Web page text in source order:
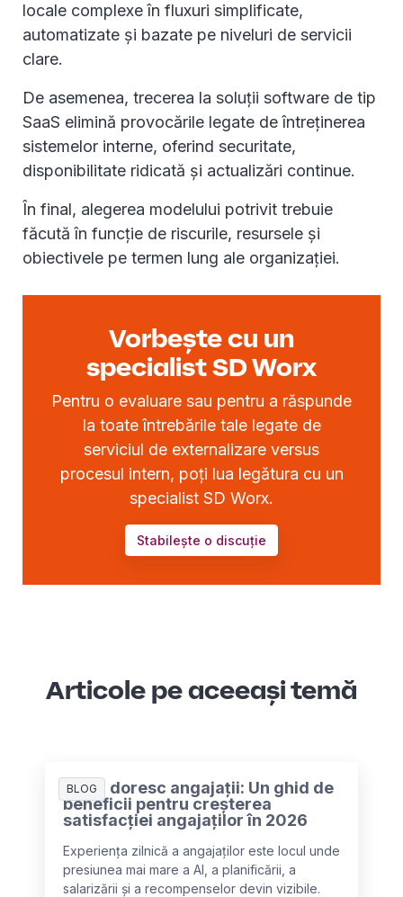
locale complexe în fluxuri simplificate,
automatizate și bazate pe niveluri de servicii
clare.
De asemenea, trecerea la soluții software de tip
SaaS elimină provocările legate de întreținerea
sistemelor interne, oferind securitate,
disponibilitate ridicată și actualizări continue.
În final, alegerea modelului potrivit trebuie
făcută în funcție de riscurile, resursele și
obiectivele pe termen lung ale organizației.
Vorbește cu un
specialist SD Worx
Pentru o evaluare sau pentru a răspunde
la toate întrebările tale legate de
serviciul de externalizare versus
procesul intern, poți lua legătura cu un
specialist SD Worx.
Stabilește o discuție
Articole pe aceeași temă
BLOG
Ce își doresc angajații: Un ghid de
beneficii pentru creșterea
satisfacției angajaților în 2026
Experiența zilnică a angajaților este locul unde
presiunea mai mare a AI, a planificării, a
salarizării și a recompenselor devin vizibile.